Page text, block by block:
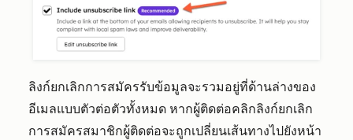
ลิงก์ยกเลิกการสมัครรับข้อมูลจะรวมอยู่ที่ด้านล่างของ
อีเมลแบบตัวต่อตัวทั้งหมด หากผู้ติดต่อคลิกลิงก์ยกเลิก
การสมัครสมาชิกผู้ติดต่อจะถูกเปลี่ยนเส้นทางไปยังหน้า